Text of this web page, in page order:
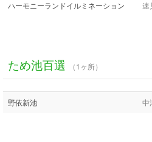
ハーモニーランドイルミネーション 速
ため池百選 （1ヶ所）
野依新池 中